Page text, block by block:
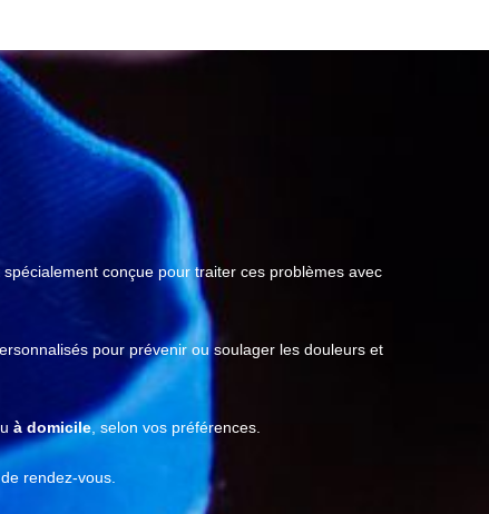
spécialement conçue pour traiter ces problèmes avec
pour prévenir ou soulager les douleurs et
à domicile, selon vos préférences.
rendez-vous.